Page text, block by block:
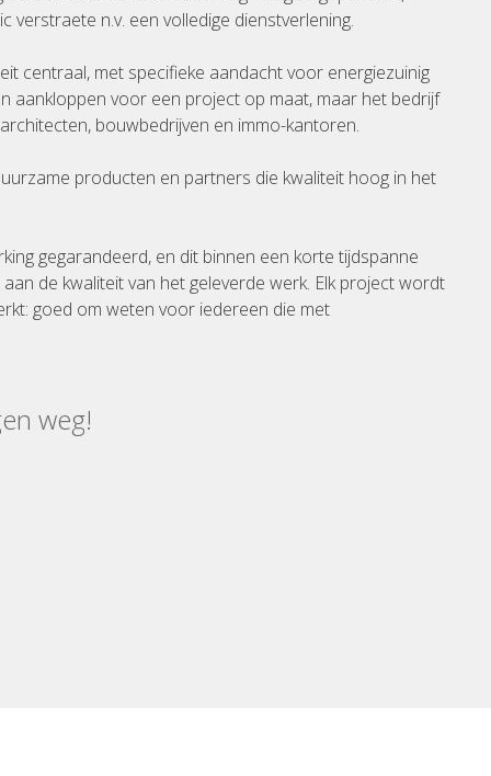
verstraete n.v. een volledige dienstverlening.
centraal, met specifieke aandacht voor energiezuinig
aankloppen voor een project op maat, maar het bedrijf
bouwbedrijven en immo-kantoren.
producten en partners die kwaliteit hoog in het
gegarandeerd, en dit binnen een korte tijdspanne
de kwaliteit van het geleverde werk. Elk project wordt
goed om weten voor iedereen die met
weg!